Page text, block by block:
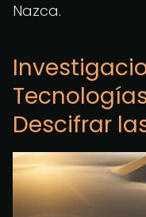
Nazca.
Descifrar